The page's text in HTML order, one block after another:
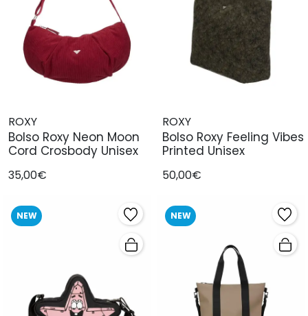
ROXY
Bolso Roxy Neon Moon
Cord Crosbody Unisex
35,00€
ROXY
Bolso Roxy Feeling Vibes
Printed Unisex
50,00€
NEW NEW